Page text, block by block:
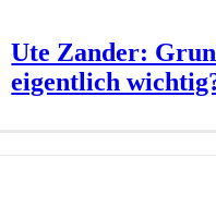
Ute Zander:
eigentlich